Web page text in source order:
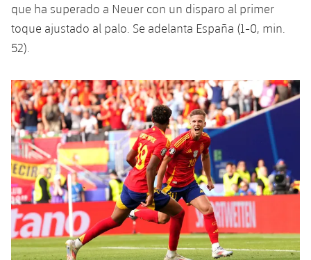
que ha superado a Neuer con un disparo al primer
toque ajustado al palo. Se adelanta España (1-0, min.
52).